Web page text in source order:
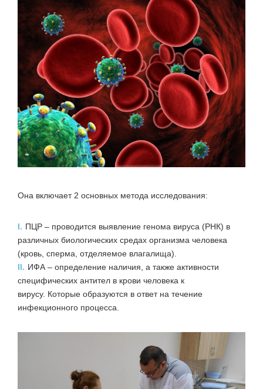
Она включает 2 основных метода исследования:
I. ПЦР – проводится выявление генома вируса (РНК) в
различных биологических средах организма человека
(кровь, сперма, отделяемое влагалища).
II. ИФА – определение наличия, а также активности
специфических антител в крови человека к
вирусу. Которые образуются в ответ на течение
инфекционного процесса.